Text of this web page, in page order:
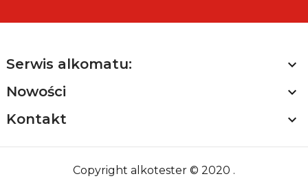
Serwis alkomatu:

Nowości

Kontakt

Copyright alkotester © 2020 .